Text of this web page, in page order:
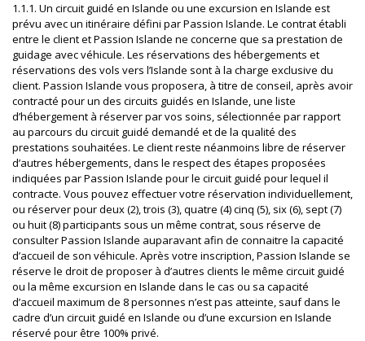
1.1.1. Un circuit guidé en Islande ou une excursion en Islande est
prévu avec un itinéraire défini par Passion Islande. Le contrat établi
entre le client et Passion Islande ne concerne que sa prestation de
guidage avec véhicule. Les réservations des hébergements et
réservations des vols vers l’Islande sont à la charge exclusive du
client. Passion Islande vous proposera, à titre de conseil, après avoir
contracté pour un des circuits guidés en Islande, une liste
d’hébergement à réserver par vos soins, sélectionnée par rapport
au parcours du circuit guidé demandé et de la qualité des
prestations souhaitées. Le client reste néanmoins libre de réserver
d’autres hébergements, dans le respect des étapes proposées
indiquées par Passion Islande pour le circuit guidé pour lequel il
contracte. Vous pouvez effectuer votre réservation individuellement,
ou réserver pour deux (2), trois (3), quatre (4) cinq (5), six (6), sept (7)
ou huit (8) participants sous un même contrat, sous réserve de
consulter Passion Islande auparavant afin de connaitre la capacité
d’accueil de son véhicule. Après votre inscription, Passion Islande se
réserve le droit de proposer à d’autres clients le même circuit guidé
ou la même excursion en Islande dans le cas ou sa capacité
d’accueil maximum de 8 personnes n’est pas atteinte, sauf dans le
cadre d’un circuit guidé en Islande ou d’une excursion en Islande
réservé pour être 100% privé.